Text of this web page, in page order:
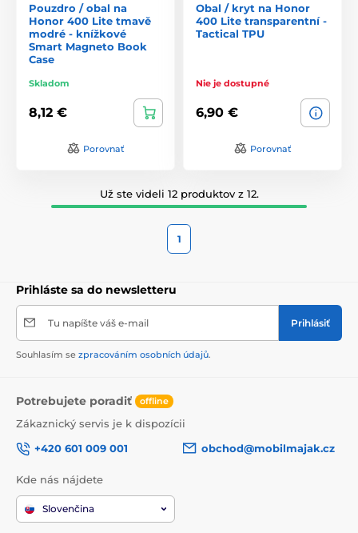
Pouzdro / obal na
Honor 400 Lite tmavě
modré - knížkové
Smart Magneto Book
Case
Skladom
8,12 €
Porovnať
Obal / kryt na Honor
400 Lite transparentní -
Tactical TPU
Nie je dostupné
6,90 €
Porovnať
Už ste videli 12 produktov z 12.
1
Prihláste sa do newsletteru
Tu napíšte váš e-mail Prihlásiť
Souhlasím se zpracováním osobních údajů.
Potrebujete poradiť offline
Zákaznický servis je k dispozícii
+420 601 009 001
obchod@mobilmajak.cz
Kde nás nájdete
Slovenčina